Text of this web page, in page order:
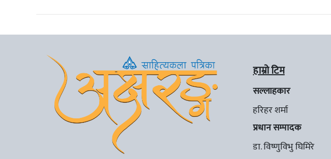
हाम्रो टिम
सल्लाहकार
हरिहर शर्मा
प्रधान सम्पादक
डा. विष्णुविभु घिमिरे